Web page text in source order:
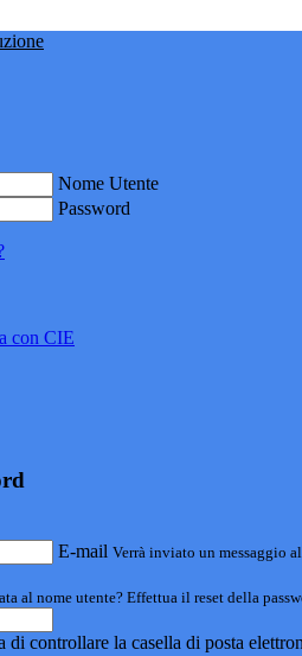
Nome Utente
Password
con CIE
E-mail Verrà inviato un messaggio
al nome utente? Effettua il reset della
di controllare la casella di posta